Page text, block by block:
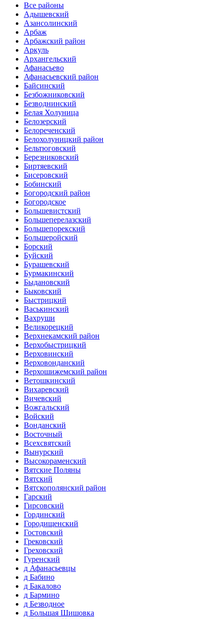
Все районы
Адышевский
Азансолинский
Арбаж
Арбажский район
Аркуль
Архангельский
Афанасьево
Афанасьевский район
Байсинский
Безбожниковский
Безводнинский
Белая Холуница
Белозерский
Белореченский
Белохолуницкий район
Бельтюговский
Березниковский
Биртяевский
Бисеровский
Бобинский
Богородский район
Богородское
Большевистский
Большеперелазский
Большепорекский
Большеройский
Борский
Буйский
Бурашевский
Бурмакинский
Быдановский
Быковский
Быстрицкий
Васькинский
Вахруши
Великорецкий
Верхнекамский район
Верхобыстрицкий
Верховинский
Верховонданский
Верхошижемский район
Ветошкинский
Вихаревский
Вичевский
Вожгальский
Войский
Вонданский
Восточный
Всехсвятский
Вынурский
Высокораменский
Вятские Поляны
Вятский
Вятскополянский район
Гарский
Гирсовский
Гординский
Городищенский
Гостовский
Грековский
Греховский
Гуренский
д Афанасьевцы
д Бабино
д Бакалово
д Бармино
д Безводное
д Большая Шишовка